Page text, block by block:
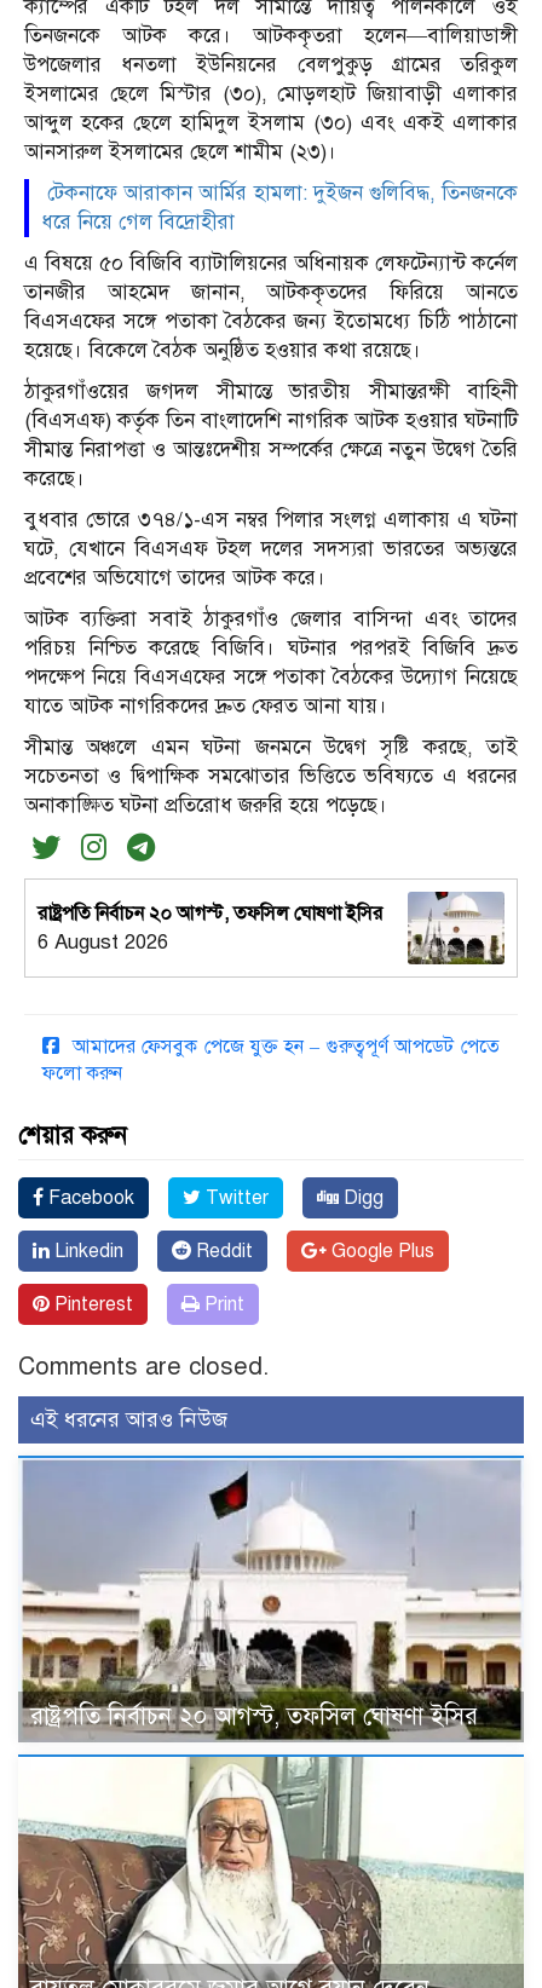
ক্যাম্পের একটি টহল দল সীমান্তে দায়িত্ব পালনকালে ওই
তিনজনকে আটক করে। আটককৃতরা হলেন—বালিয়াডাঙ্গী
উপজেলার ধনতলা ইউনিয়নের বেলপুকুড় গ্রামের তরিকুল
ইসলামের ছেলে মিস্টার (৩০), মোড়লহাট জিয়াবাড়ী এলাকার
আব্দুল হকের ছেলে হামিদুল ইসলাম (৩০) এবং একই এলাকার
আনসারুল ইসলামের ছেলে শামীম (২৩)।
টেকনাফে আরাকান আর্মির হামলা: দুইজন গুলিবিদ্ধ, তিনজনকে
ধরে নিয়ে গেল বিদ্রোহীরা
এ বিষয়ে ৫০ বিজিবি ব্যাটালিয়নের অধিনায়ক লেফটেন্যান্ট কর্নেল
তানজীর আহমেদ জানান, আটককৃতদের ফিরিয়ে আনতে
বিএসএফের সঙ্গে পতাকা বৈঠকের জন্য ইতোমধ্যে চিঠি পাঠানো
হয়েছে। বিকেলে বৈঠক অনুষ্ঠিত হওয়ার কথা রয়েছে।
ঠাকুরগাঁওয়ের জগদল সীমান্তে ভারতীয় সীমান্তরক্ষী বাহিনী
(বিএসএফ) কর্তৃক তিন বাংলাদেশি নাগরিক আটক হওয়ার ঘটনাটি
সীমান্ত নিরাপত্তা ও আন্তঃদেশীয় সম্পর্কের ক্ষেত্রে নতুন উদ্বেগ তৈরি
করেছে।
বুধবার ভোরে ৩৭৪/১-এস নম্বর পিলার সংলগ্ন এলাকায় এ ঘটনা
ঘটে, যেখানে বিএসএফ টহল দলের সদস্যরা ভারতের অভ্যন্তরে
প্রবেশের অভিযোগে তাদের আটক করে।
আটক ব্যক্তিরা সবাই ঠাকুরগাঁও জেলার বাসিন্দা এবং তাদের
পরিচয় নিশ্চিত করেছে বিজিবি। ঘটনার পরপরই বিজিবি দ্রুত
পদক্ষেপ নিয়ে বিএসএফের সঙ্গে পতাকা বৈঠকের উদ্যোগ নিয়েছে
যাতে আটক নাগরিকদের দ্রুত ফেরত আনা যায়।
সীমান্ত অঞ্চলে এমন ঘটনা জনমনে উদ্বেগ সৃষ্টি করছে, তাই
সচেতনতা ও দ্বিপাক্ষিক সমঝোতার ভিত্তিতে ভবিষ্যতে এ ধরনের
অনাকাঙ্ক্ষিত ঘটনা প্রতিরোধ জরুরি হয়ে পড়েছে।
রাষ্ট্রপতি নির্বাচন ২০ আগস্ট, তফসিল ঘোষণা ইসির
6 August 2026
আমাদের ফেসবুক পেজে যুক্ত হন – গুরুত্বপূর্ণ আপডেট পেতে
ফলো করুন
শেয়ার করুন
Facebook Twitter Digg
Linkedin Reddit Google Plus
Pinterest Print
Comments are closed.
এই ধরনের আরও নিউজ
রাষ্ট্রপতি নির্বাচন ২০ আগস্ট, তফসিল ঘোষণা ইসির